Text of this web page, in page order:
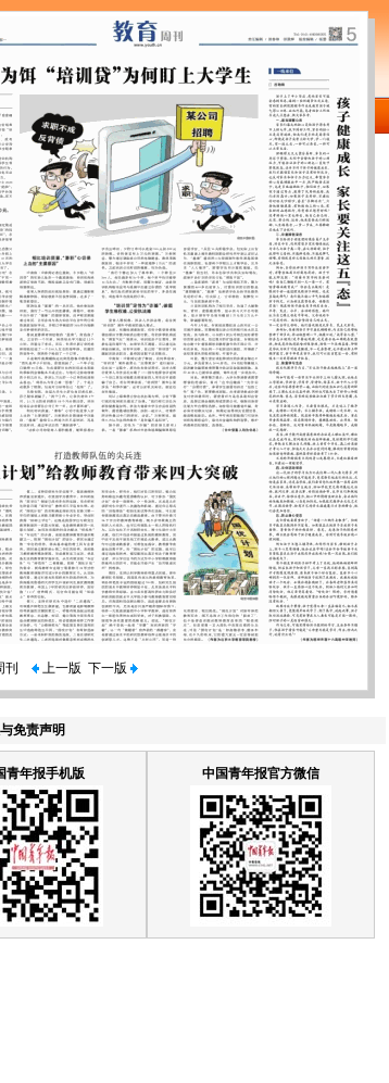
刊 上一版 下一版
免责声明
青年报手机版 中国青年报官方微信